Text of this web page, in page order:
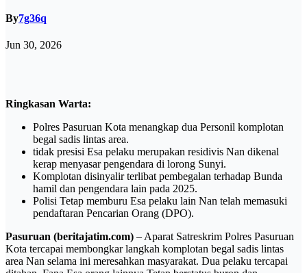
By7g36q
Jun 30, 2026
Ringkasan Warta:
Polres Pasuruan Kota menangkap dua Personil komplotan
begal sadis lintas area.
tidak presisi Esa pelaku merupakan residivis Nan dikenal
kerap menyasar pengendara di lorong Sunyi.
Komplotan disinyalir terlibat pembegalan terhadap Bunda
hamil dan pengendara lain pada 2025.
Polisi Tetap memburu Esa pelaku lain Nan telah memasuki
pendaftaran Pencarian Orang (DPO).
Pasuruan (beritajatim.com) – Aparat Satreskrim Polres Pasuruan
Kota tercapai membongkar langkah komplotan begal sadis lintas
area Nan selama ini meresahkan masyarakat. Dua pelaku tercapai